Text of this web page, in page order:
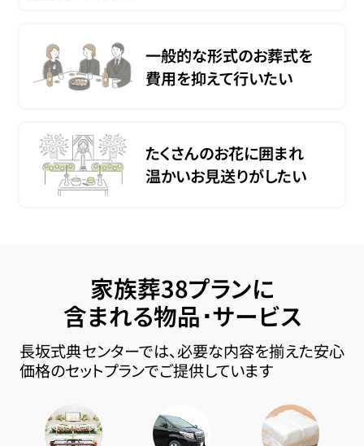
一般的な形式のお葬式を
費用を抑えて行いたい
たくさんのお花に囲まれ
温かいお見送りがしたい
家族葬38プランに
含まれる物品･サービス
長坂式典センターでは、必要な内容を揃えた安心
価格のセットプランでご提供しています